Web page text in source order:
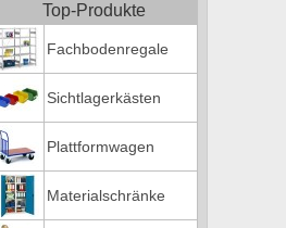
Top-Produkte
Fachbodenregale
Sichtlagerkästen
Plattformwagen
Materialschränke